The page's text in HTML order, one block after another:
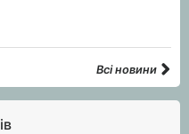
Всі новини